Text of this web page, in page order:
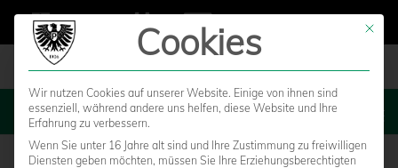
MENU
Mit
Cookies
Wir nutzen Cookies auf unserer Website. Einige von ihnen sind
essenziell, während andere uns helfen, diese Website und Ihre
Erfahrung zu verbessern.
Wenn Sie unter 16 Jahre alt sind und Ihre Zustimmung zu freiwilligen
Diensten geben möchten, müssen Sie Ihre Erziehungsberechtigten